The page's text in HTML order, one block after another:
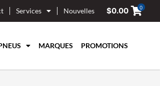
Services Nouvelles $0.00 0
MARQUES PROMOTIONS